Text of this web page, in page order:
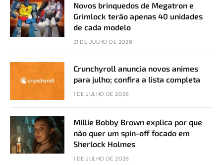
Novos brinquedos de Megatron e
Grimlock terão apenas 40 unidades
de cada modelo
21 DE JULHO DE 2026
Crunchyroll anuncia novos animes
para julho; confira a lista completa
1 DE JULHO DE 2026
Millie Bobby Brown explica por que
não quer um spin-off focado em
Sherlock Holmes
1 DE JULHO DE 2026